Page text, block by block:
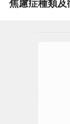
焦慮症種類及